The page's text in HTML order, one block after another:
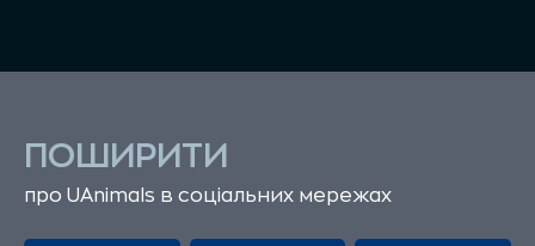
ПОШИРИТИ
про UAnimals в соціальних мережах